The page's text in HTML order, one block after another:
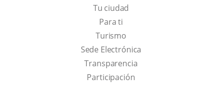
Tu ciudad
Para ti
TurismoThis
link
will
open
Sede Electrónica
Transparencia
Participación